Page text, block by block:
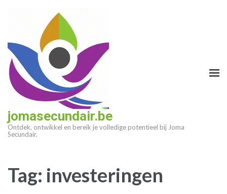
(druk
enter)
jomasecundair.be
Ontdek, ontwikkel en bereik je volledige potentieel bij Joma
Secundair.
Tag: investeringen